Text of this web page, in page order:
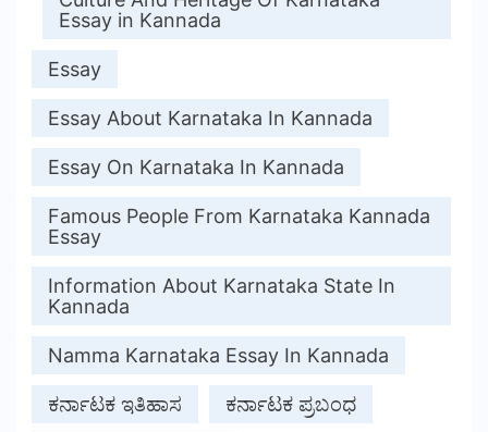
Essay in Kannada
Essay
Essay About Karnataka In Kannada
Essay On Karnataka In Kannada
Famous People From Karnataka Kannada
Essay
Information About Karnataka State In
Kannada
Namma Karnataka Essay In Kannada
ಕರ್ನಾಟಕ ಇತಿಹಾಸ ಕರ್ನಾಟಕ ಪ್ರಬಂಧ